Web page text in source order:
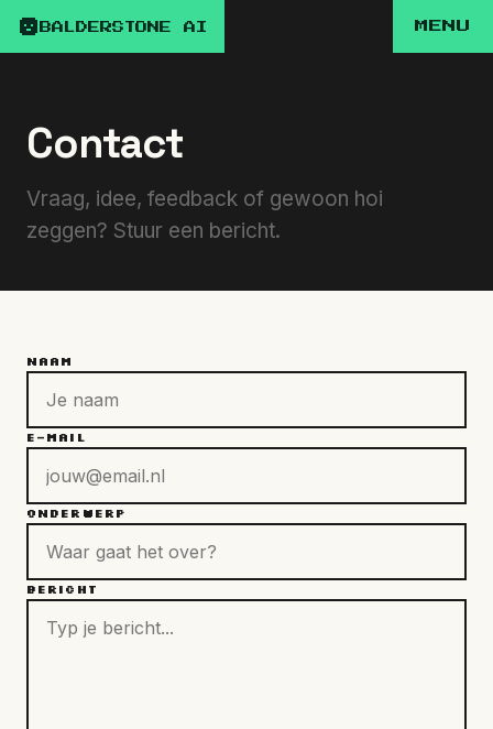
BALDERSTONE AI MENU
Contact
Vraag, idee, feedback of gewoon hoi
zeggen? Stuur een bericht.
NAAM
E-MAIL
ONDERWERP
BERICHT